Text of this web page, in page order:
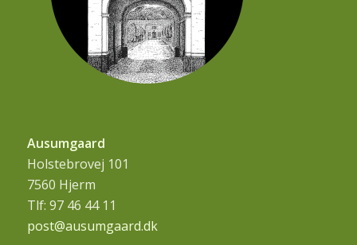
Ausumgaard
Holstebrovej 101
7560 Hjerm
Tlf: 97 46 44 11
post@ausumgaard.dk